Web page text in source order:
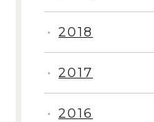
・ 2016
・ 2017
・ 2018